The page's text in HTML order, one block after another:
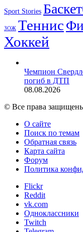
Sport Stories
ЗОЖ Теннис
Хоккей
Чемпион
погиб в ДТП
08.08.2026
© Все права
О сайте
Поиск по темам
Обратная связь
Карта сайта
Форум
Политика
Flickr
Reddit
vk.com
Одноклассники
Twitch